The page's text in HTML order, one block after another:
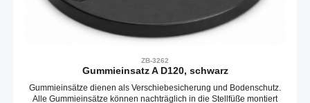
ZB-3262
Gummieinsatz A D120, schwarz
Gummieinsätze dienen als Verschiebesicherung und Bodenschutz.
Alle Gummieinsätze können nachträglich in die Stellfüße montiert